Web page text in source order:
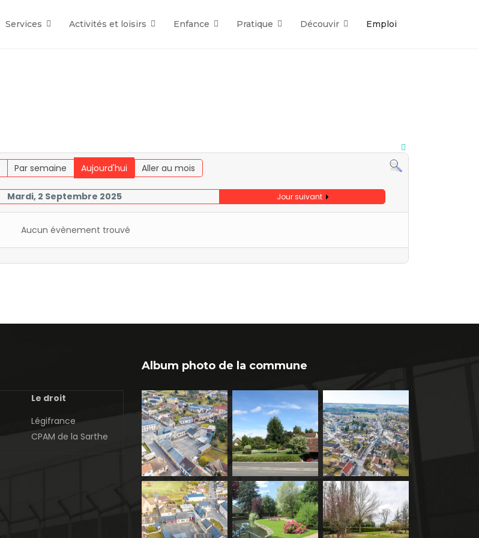
Services Activités et loisirs Enfance Pratique Découvir Emploi
Par semaine Aujourd'hui Aller au mois
Mardi, 2 Septembre 2025 Jour suivant
Aucun évènement trouvé
Le droit
Légifrance
CPAM de la Sarthe
Album photo de la commune